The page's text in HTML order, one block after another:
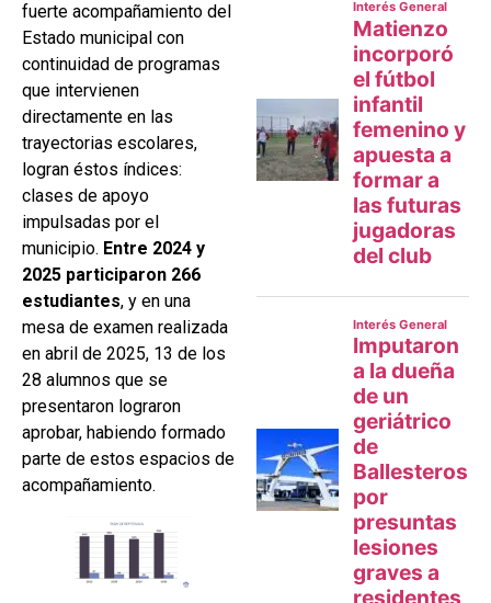
fuerte acompañamiento del
Estado municipal con
continuidad de programas
que intervienen
directamente en las
trayectorias escolares,
logran éstos índices:
clases de apoyo
impulsadas por el
municipio. Entre 2024 y
2025 participaron 266
estudiantes, y en una
mesa de examen realizada
en abril de 2025, 13 de los
28 alumnos que se
presentaron lograron
aprobar, habiendo formado
parte de estos espacios de
acompañamiento.